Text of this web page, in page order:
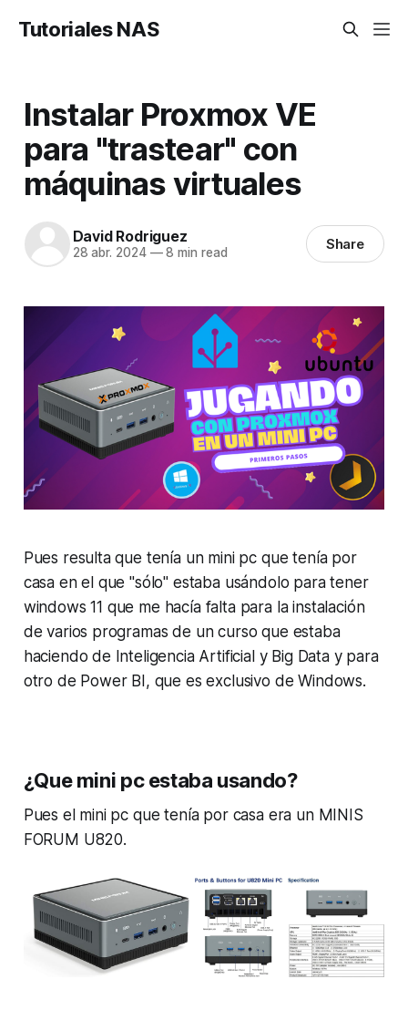
Tutoriales NAS
Instalar Proxmox VE
para "trastear" con
máquinas virtuales
David Rodriguez
28 abr. 2024 —8 min read Share
Pues resulta que tenía un mini pc que tenía por
casa en el que "sólo" estaba usándolo para tener
windows 11 que me hacía falta para la instalación
de varios programas de un curso que estaba
haciendo de Inteligencia Artificial y Big Data y para
otro de Power BI, que es exclusivo de Windows.
¿Que mini pc estaba usando?
Pues el mini pc que tenía por casa era un MINIS
FORUM U820.